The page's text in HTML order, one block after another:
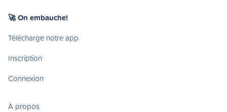
🚀 On embauche!
Télécharge notre app
Inscription
Connexion
À propos